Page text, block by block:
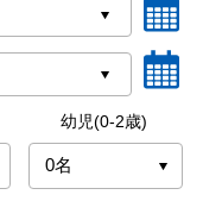
幼児(0-2歳)